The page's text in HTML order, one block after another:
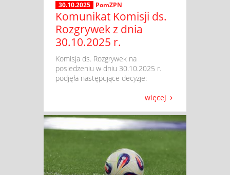
30.10.2025 PomZPN
Komunikat Komisji ds.
Rozgrywek z dnia
30.10.2025 r.
​ Komisja ds. Rozgrywek na
posiedzeniu w dniu 30.10.2025 r.
podjęła następujące decyzje:
więcej